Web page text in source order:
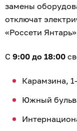
замены
отключат
«Россети
С 9:00 до 18:00
Карамзина,
Южный